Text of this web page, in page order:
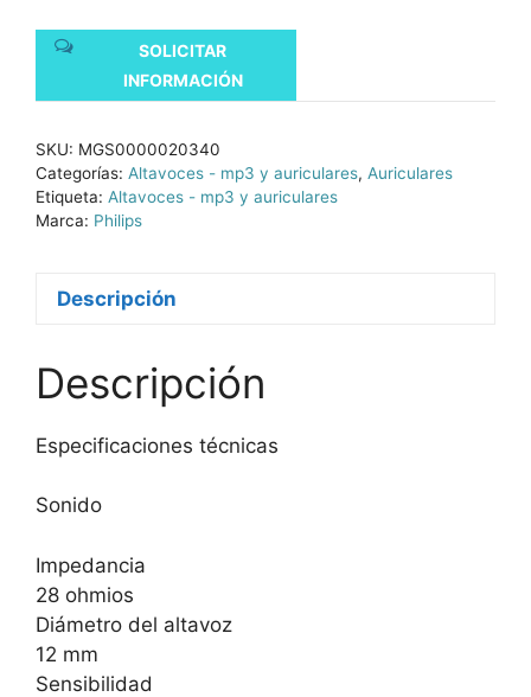
SOLICITAR
INFORMACIÓN
SKU: MGS0000020340
Categorías: Altavoces - mp3 y auriculares, Auriculares
Etiqueta: Altavoces - mp3 y auriculares
Marca: Philips
Descripción
Descripción
Especificaciones técnicas
Sonido
Impedancia
28 ohmios
Diámetro del altavoz
12 mm
Sensibilidad